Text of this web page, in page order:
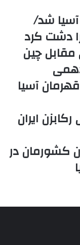
آسیا شد/
دشت کرد
چین
آسیا
ایران
کشورمان در